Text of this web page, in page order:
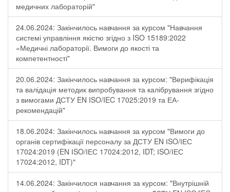
медичних лабораторій"
24.06.2024: Закінчилось навчання за курсом "Навчання
системі управління якістю згідно з ISO 15189:2022
«Медичні лабораторії. Вимоги до якості та
компетентності"
20.06.2024: Закінчилось навчання за курсом: "Верифікація
та валідація методик випробування та калібрування згідно
з вимогами ДСТУ EN ISO/IEC 17025:2019 та ЕА-
рекомендацій"
18.06.2024: Закінчилось навчання за курсом "Вимоги до
органів сертифікації персоналу за ДСТУ EN ІSO/ІЕС
17024:2019 (EN ІSO/ІЕС 17024:2012, IDT; ІSO/ІЕС
17024:2012, IDT)"
14.06.2024: Закінчилося навчання за курсом: "Внутрішній